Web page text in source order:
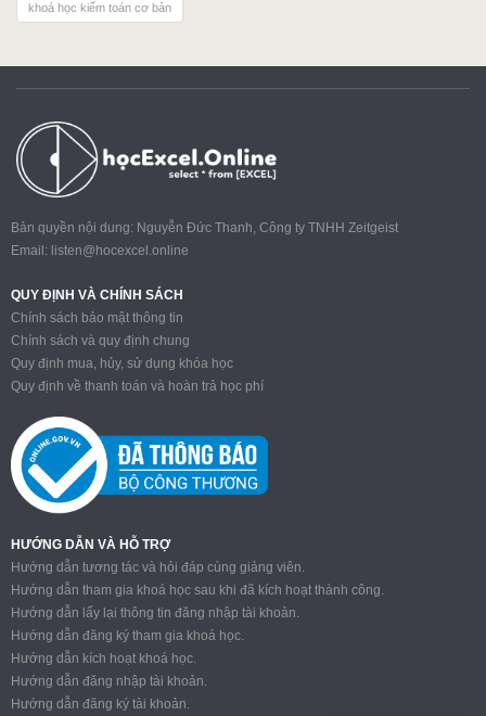
khoá học kiểm toán cơ bản
Bản quyền nội dung: Nguyễn Đức Thanh, Công ty TNHH Zeitgeist
Email: listen@hocexcel.online
QUY ĐỊNH VÀ CHÍNH SÁCH
Chính sách bảo mật thông tin
Chính sách và quy định chung
Quy định mua, hủy, sử dụng khóa học
Quy định về thanh toán và hoàn trả học phí
HƯỚNG DẪN VÀ HỖ TRỢ
Hướng dẫn tương tác và hỏi đáp cùng giảng viên.
Hướng dẫn tham gia khoá học sau khi đã kích hoạt thành công.
Hướng dẫn lấy lại thông tin đăng nhập tài khoản.
Hướng dẫn đăng ký tham gia khoá học.
Hướng dẫn kích hoạt khoá học.
Hướng dẫn đăng nhập tài khoản.
Hướng dẫn đăng ký tài khoản.